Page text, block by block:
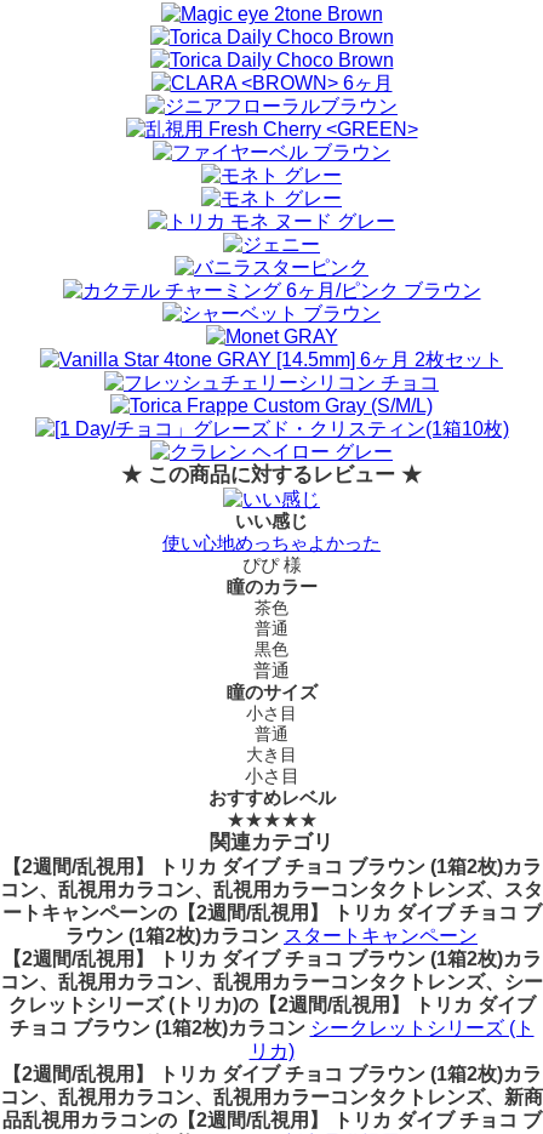
★ この商品に対するレビュー ★
いい感じ
使い心地めっちゃよかった
ぴぴ 様
瞳のカラー
茶色
普通
黒色
普通
瞳のサイズ
小さ目
普通
大き目
小さ目
おすすめレベル
★★★★★
関連カテゴリ
【2週間/乱視用】 トリカ ダイブ チョコ ブラウン (1箱2枚)カラ
コン、乱視用カラコン、乱視用カラーコンタクトレンズ、スタ
ートキャンペーンの【2週間/乱視用】 トリカ ダイブ チョコ ブ
ラウン (1箱2枚)カラコン スタートキャンペーン
【2週間/乱視用】 トリカ ダイブ チョコ ブラウン (1箱2枚)カラ
コン、乱視用カラコン、乱視用カラーコンタクトレンズ、シー
クレットシリーズ (トリカ)の【2週間/乱視用】 トリカ ダイブ
チョコ ブラウン (1箱2枚)カラコン シークレットシリーズ (ト
リカ)
【2週間/乱視用】 トリカ ダイブ チョコ ブラウン (1箱2枚)カラ
コン、乱視用カラコン、乱視用カラーコンタクトレンズ、新商
品乱視用カラコンの【2週間/乱視用】 トリカ ダイブ チョコ ブ